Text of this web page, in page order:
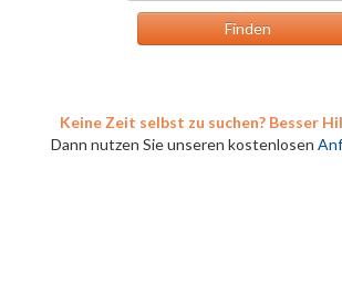
Keine Zeit selbst zu suchen? Besser
Dann nutzen Sie unseren kostenlosen